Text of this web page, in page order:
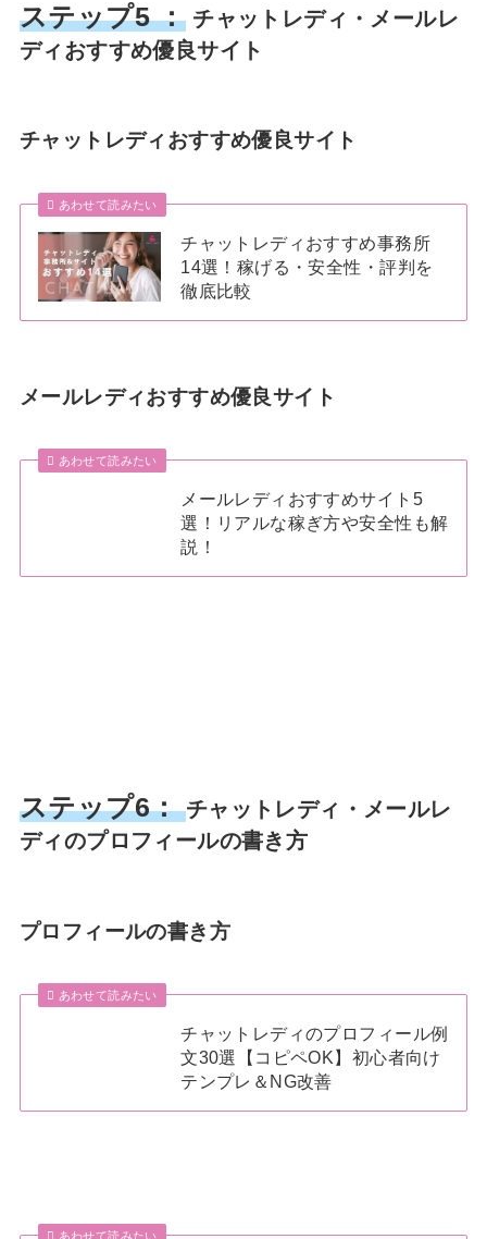
ステップ5 ：チャットレディ・メールレ
ディおすすめ優良サイト
チャットレディおすすめ優良サイト
あわせて読みたい
チャットレディおすすめ事務所
14選！稼げる・安全性・評判を
徹底比較
メールレディおすすめ優良サイト
あわせて読みたい
メールレディおすすめサイト5
選！リアルな稼ぎ方や安全性も解
説！
ステップ6： チャットレディ・メールレ
ディのプロフィールの書き方
プロフィールの書き方
あわせて読みたい
チャットレディのプロフィール例
文30選【コピペOK】初心者向け
テンプレ＆NG改善
あわせて読みたい